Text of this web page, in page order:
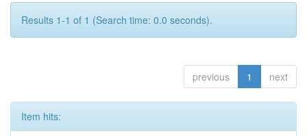
Results 1-1 of 1 (Search time: 0.0 seconds).
previous 1 next
Item hits: